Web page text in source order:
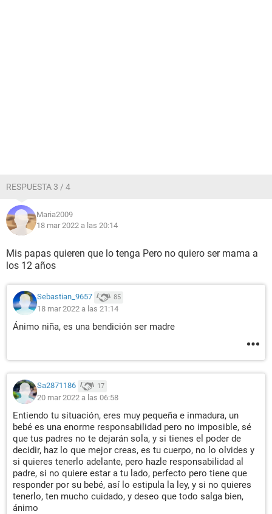
RESPUESTA 3 / 4
Maria2009
18 mar 2022 a las 20:14
Mis papas quieren que lo tenga Pero no quiero ser mama a
los 12 años
Sebastian_9657 85
18 mar 2022 a las 21:14
Ánimo niña, es una bendición ser madre
Sa2871186 17
20 mar 2022 a las 06:58
Entiendo tu situación, eres muy pequeña e inmadura, un
bebé es una enorme responsabilidad pero no imposible, sé
que tus padres no te dejarán sola, y si tienes el poder de
decidir, haz lo que mejor creas, es tu cuerpo, no lo olvides y
si quieres tenerlo adelante, pero hazle responsabilidad al
padre, si no quiere estar a tu lado, perfecto pero tiene que
responder por su bebé, así lo estipula la ley, y si no quieres
tenerlo, ten mucho cuidado, y deseo que todo salga bien,
ánimo